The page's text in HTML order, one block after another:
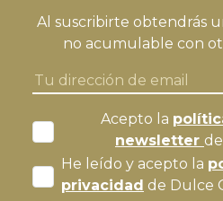
Al suscribirte obtendrás
no acumulable con
Acepto la
newsletter
He leído y acepto la
privacidad de Dulce